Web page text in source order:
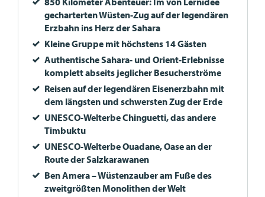
gecharterten Wüsten-Zug auf der legendären
Erzbahn ins Herz der Sahara
Kleine Gruppe mit höchstens 14 Gästen
Authentische Sahara- und Orient-Erlebnisse
komplett abseits jeglicher Besucherströme
Reisen auf der legendären Eisenerzbahn mit
dem längsten und schwersten Zug der Erde
UNESCO-Welterbe Chinguetti, das andere
Timbuktu
UNESCO-Welterbe Ouadane, Oase an der
Route der Salzkarawanen
Ben Amera – Wüstenzauber am Fuße des
zweitgrößten Monolithen der Welt